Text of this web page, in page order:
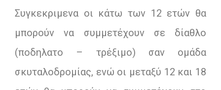
Συγκεκριμενα οι κάτω των 12 ετών θα
μπορούν να συμμετέχουν σε δίαθλο
(ποδηλατο – τρέξιμο) σαν ομάδα
σκυταλοδρομίας, ενώ οι μεταξύ 12 και 18